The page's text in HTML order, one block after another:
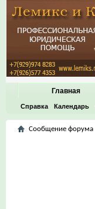
Главная
Справка Календарь
Сообщение форума